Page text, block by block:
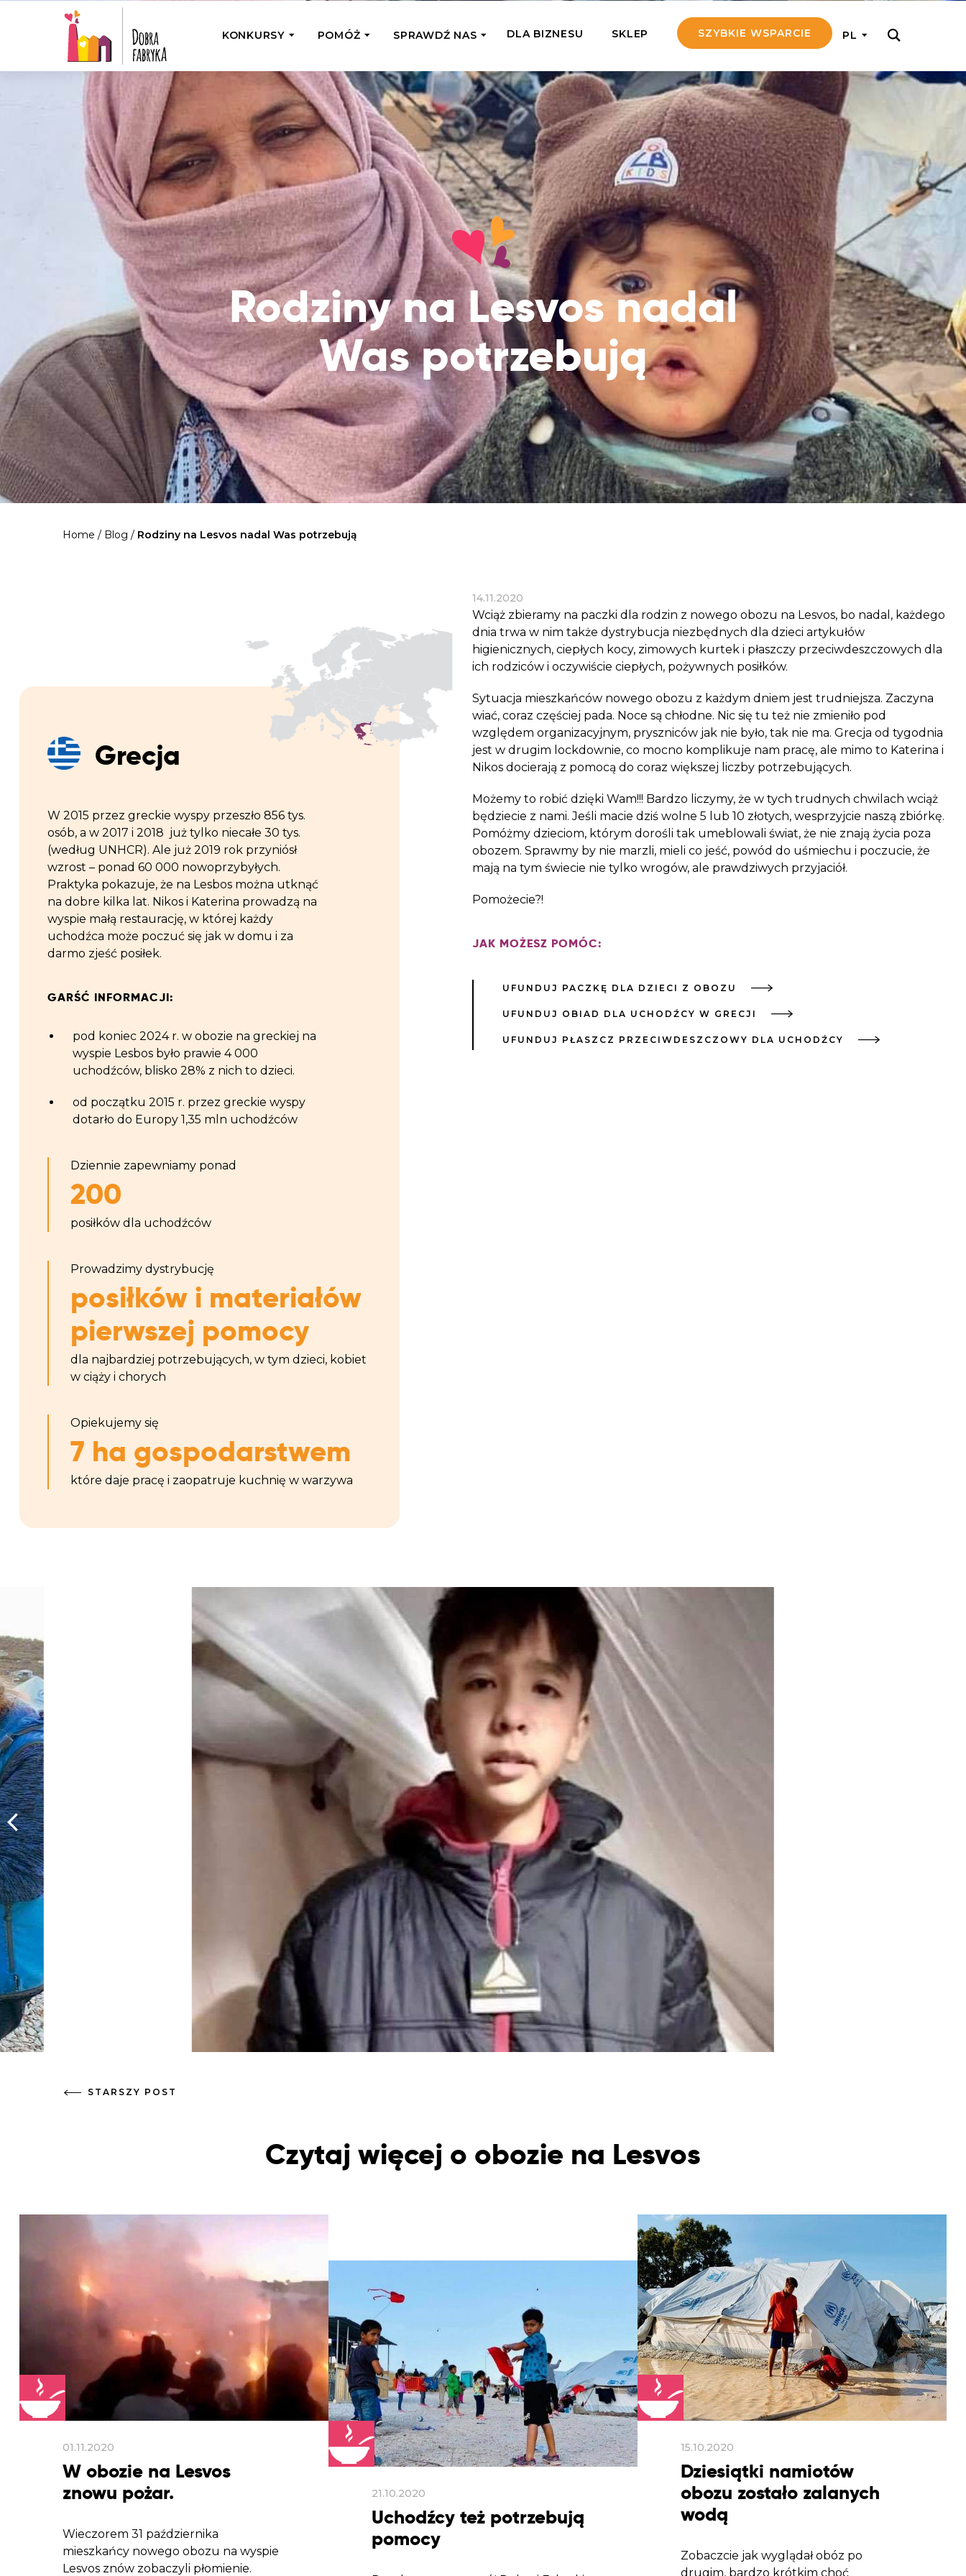
KONKURSY
Wyjedź z Nami
Odwiedź jedno z miejsc, w których
działamy
Przybij 5 w 7 Ogrodach
Wyjedź do Grecji z Michałem
Żakowskim z Radia 357
POMÓŻ
POMAGAM JEDNORAZOWO
Przekaż Kalorie
Podaruj dziecku posiłek z okazji Dnia
Dziecka
Podaruj 1,5%
Przekaż niewielką część swojego
podatku naszym podopiecznym
Pilna Pomoc
Przekaż pomoc tam, gdzie jest teraz
najbardziej potrzebna
Dobroczynne24
Zrób zakupy dla potrzebujących w
markecie z dobrymi uczynkami
Warzywniak Charbela
Zrób zakupy u niewidomego Charbela i
wspieraj Głodnych
WSPIERAM REGULARNIE
Przybij nam 5!
Pomagaj efektywnie, przekazując na
pomoc 5 zł tygodniowo
Adoptuj Seniora
Dołącz do rodziny Seniora, wspierając
go finansowo i emocjonalnie
Drużyny Aniołów
Wspieraj pracę konkretnego misjonarza
i pozostań z nim kontakcie
Wiatraczek dla Życia
Uratuj dziecko cierpiące z powodu
głodu i wspieraj edukację rodziców
SPRAWDŹ NAS
Zespół Fundacji
Poznaj listonoszy przekazanego przez
Ciebie wsparcia
Jak pomagamy
Karmimy, Leczymy, Uczymy, Dajemy
Pracę – sprawdź co to oznacza w
praktyce
Co już zrobiliśmy
Przeczytaj historie ludzi, którym już
pomogliśmy
Gdzie działamy
Sprawdź listę miejsc, do których dociera
Twoja pomoc
Sprawozdania
Zweryfikuj, w jaki sposób wydajemy
przekazane Darowizny
Cele statutowe
Sprawdź cele naszej organizacji
Kontakt
DLA BIZNESU SKLEP SZYBKIE WSPARCIE PL
Rodziny na Lesvos nadal
Was potrzebują
Home / Blog / Rodziny na Lesvos nadal Was potrzebują
Grecja
W 2015 przez greckie wyspy przeszło 856 tys.
osób, a w 2017 i 2018 już tylko niecałe 30 tys.
(według UNHCR). Ale już 2019 rok przyniósł
wzrost – ponad 60 000 nowoprzybyłych.
Praktyka pokazuje, że na Lesbos można utknąć
na dobre kilka lat. Nikos i Katerina prowadzą na
wyspie małą restaurację, w której każdy
uchodźca może poczuć się jak w domu i za
darmo zjeść posiłek.
GARŚĆ INFORMACJI:
pod koniec 2024 r. w obozie na greckiej na
wyspie Lesbos było prawie 4 000
uchodźców, blisko 28% z nich to dzieci.
od początku 2015 r. przez greckie wyspy
dotarło do Europy 1,35 mln uchodźców
Dziennie zapewniamy ponad
200
posiłków dla uchodźców
Prowadzimy dystrybucję
posiłków i materiałów
pierwszej pomocy
dla najbardziej potrzebujących, w tym dzieci, kobiet
w ciąży i chorych
Opiekujemy się
7 ha gospodarstwem
które daje pracę i zaopatruje kuchnię w warzywa
14.11.2020
Wciąż zbieramy na paczki dla rodzin z nowego obozu na Lesvos, bo nadal, każdego
dnia trwa w nim także dystrybucja niezbędnych dla dzieci artykułów
higienicznych, ciepłych kocy, zimowych kurtek i płaszczy przeciwdeszczowych dla
ich rodziców i oczywiście ciepłych, pożywnych posiłków.
Sytuacja mieszkańców nowego obozu z każdym dniem jest trudniejsza. Zaczyna
wiać, coraz częściej pada. Noce są chłodne. Nic się tu też nie zmieniło pod
względem organizacyjnym, pryszniców jak nie było, tak nie ma. Grecja od tygodnia
jest w drugim lockdownie, co mocno komplikuje nam pracę, ale mimo to Katerina i
Nikos docierają z pomocą do coraz większej liczby potrzebujących.
Możemy to robić dzięki Wam!!! Bardzo liczymy, że w tych trudnych chwilach wciąż
będziecie z nami. Jeśli macie dziś wolne 5 lub 10 złotych, wesprzyjcie naszą zbiórkę.
Pomóżmy dzieciom, którym dorośli tak umeblowali świat, że nie znają życia poza
obozem. Sprawmy by nie marzli, mieli co jeść, powód do uśmiechu i poczucie, że
mają na tym świecie nie tylko wrogów, ale prawdziwych przyjaciół.
Pomożecie?!
JAK MOŻESZ POMÓC:
UFUNDUJ PACZKĘ DLA DZIECI Z OBOZU
UFUNDUJ OBIAD DLA UCHODŹCY W GRECJI
UFUNDUJ PŁASZCZ PRZECIWDESZCZOWY DLA UCHODŹCY
STARSZY POST
Czytaj więcej o obozie na Lesvos
01.11.2020
W obozie na Lesvos
znowu pożar.
Wieczorem 31 października
mieszkańcy nowego obozu na wyspie
Lesvos znów zobaczyli płomienie.
21.10.2020
Uchodźcy też potrzebują
pomocy
15.10.2020
Dziesiątki namiotów
obozu zostało zalanych
wodą
Zobaczcie jak wyglądał obóz po
drugim, bardzo krótkim choć